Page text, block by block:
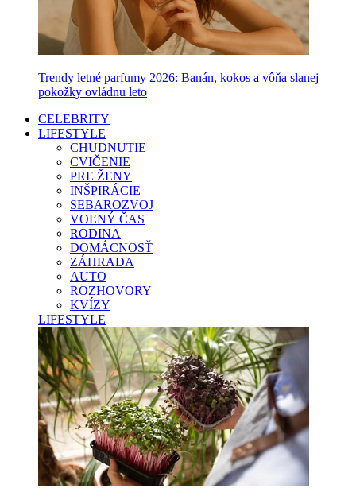
Trendy letné parfumy 2026: Banán, kokos a vôňa slanej
pokožky ovládnu leto
CELEBRITY
LIFESTYLE
CHUDNUTIE
CVIČENIE
PRE ŽENY
INŠPIRÁCIE
SEBAROZVOJ
VOĽNÝ ČAS
RODINA
DOMÁCNOSŤ
ZÁHRADA
AUTO
ROZHOVORY
KVÍZY
LIFESTYLE